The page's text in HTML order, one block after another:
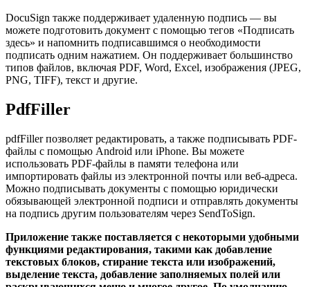
DocuSign также поддерживает удаленную подпись — вы
можете подготовить документ с помощью тегов «Подписать
здесь» и напомнить подписавшимся о необходимости
подписать одним нажатием. Он поддерживает большинство
типов файлов, включая PDF, Word, Excel, изображения (JPEG,
PNG, TIFF), текст и другие.
PdfFiller
pdfFiller позволяет редактировать, а также подписывать PDF-
файлы с помощью Android или iPhone. Вы можете
использовать PDF-файлы в памяти телефона или
импортировать файлы из электронной почты или веб-адреса.
Можно подписывать документы с помощью юридически
обязывающей электронной подписи и отправлять документы
на подпись другим пользователям через SendToSign.
Приложение также поставляется с некоторыми удобными
функциями редактирования, такими как добавление
текстовых блоков, стирание текста или изображений,
выделение текста, добавление заполняемых полей или